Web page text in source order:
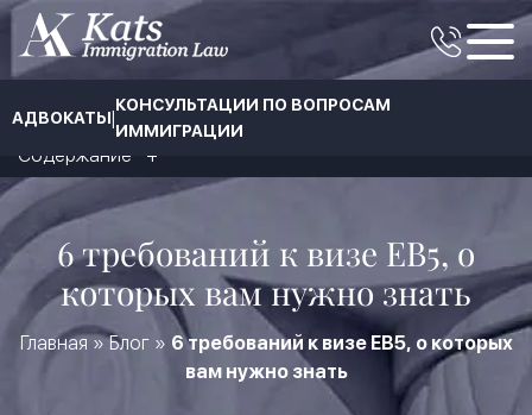
АДВОКАТЫ|
КОНСУЛЬТАЦИИ ПО ВОПРОСАМ
ИММИГРАЦИИ
6 требований к визе EB5, о
которых вам нужно знать
Главная »Блог» 6 требований к визе EB5, о которых
вам нужно знать
Содержание